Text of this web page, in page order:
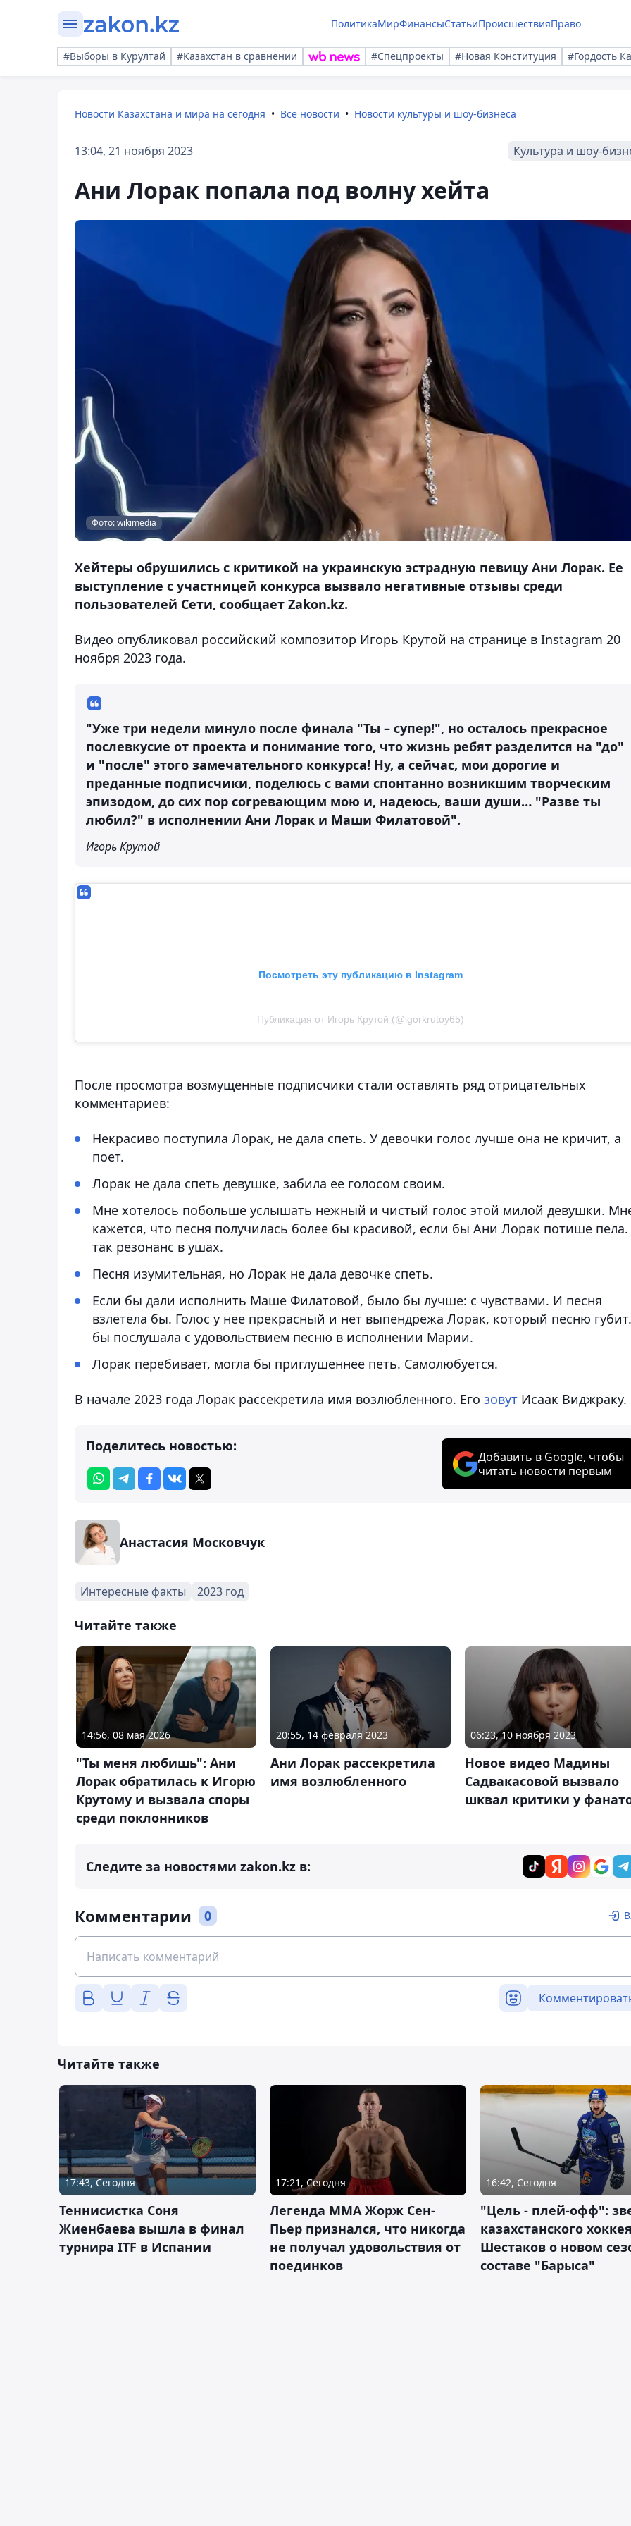
ПолитикаМирФинансыСтатьиПроисшествияПраво
#Выборы в Курултай #Казахстан в сравнении #Спецпроекты #Новая Конституция #Гордость
Новости Казахстана и мира на сегодня Все новости Новости культуры и шоу-бизнеса
13:04, 21 ноября 2023 Культура и шоу-
Ани Лорак попала под волну хейта
Фото: wikimedia
Хейтеры обрушились с критикой на украинскую эстрадную певицу Ани Лорак. Ее
выступление с участницей конкурса вызвало негативные отзывы среди
пользователей Сети, сообщает Zakon.kz.
Видео опубликовал российский композитор Игорь Крутой на странице в Instagram 20
ноября 2023 года.
"Уже три недели минуло после финала "Ты – супер!", но осталось прекрасное
послевкусие от проекта и понимание того, что жизнь ребят разделится на "до"
и "после" этого замечательного конкурса! Ну, а сейчас, мои дорогие и
преданные подписчики, поделюсь с вами спонтанно возникшим творческим
эпизодом, до сих пор согревающим мою и, надеюсь, ваши души… "Разве ты
любил?" в исполнении Ани Лорак и Маши Филатовой".
Игорь Крутой
Посмотреть эту публикацию в Instagram
Публикация от Игорь Крутой (@igorkrutoy65)
После просмотра возмущенные подписчики стали оставлять ряд отрицательных
комментариев:
Некрасиво поступила Лорак, не дала спеть. У девочки голос лучше она не кричит, а
поет.
Лорак не дала спеть девушке, забила ее голосом своим.
Мне хотелось побольше услышать нежный и чистый голос этой милой девушки.
кажется, что песня получилась более бы красивой, если бы Ани Лорак потише
так резонанс в ушах.
Песня изумительная, но Лорак не дала девочке спеть.
Если бы дали исполнить Маше Филатовой, было бы лучше: с чувствами. И песня
взлетела бы. Голос у нее прекрасный и нет выпендрежа Лорак, который песню
бы послушала с удовольствием песню в исполнении Марии.
Лорак перебивает, могла бы приглушеннее петь. Самолюбуется.
В начале 2023 года Лорак рассекретила имя возлюбленного. Его зовут Исаак Виджраку.
Поделитесь новостью:
Добавить в Google, чтобы
читать новости первым
Анастасия Московчук
Интересные факты 2023 год
Читайте также
14:56, 08 мая 2026
"Ты меня любишь": Ани
Лорак обратилась к Игорю
Крутому и вызвала споры
среди поклонников
20:55, 14 февраля 2023
Ани Лорак рассекретила
имя возлюбленного
06:23, 10 ноября 2023
Новое видео Мадины
Садвакасовой вызвало
шквал критики у
Следите за новостями zakon.kz в:
Комментарии 0
Читайте также
17:43, Сегодня
Теннисистка Соня
Жиенбаева вышла в финал
турнира ITF в Испании
17:21, Сегодня
Легенда ММА Жорж Сен-
Пьер признался, что никогда
не получал удовольствия от
поединков
16:42, Сегодня
"Цель - плей-офф":
казахстанского
Шестаков о новом
составе "Барыса"